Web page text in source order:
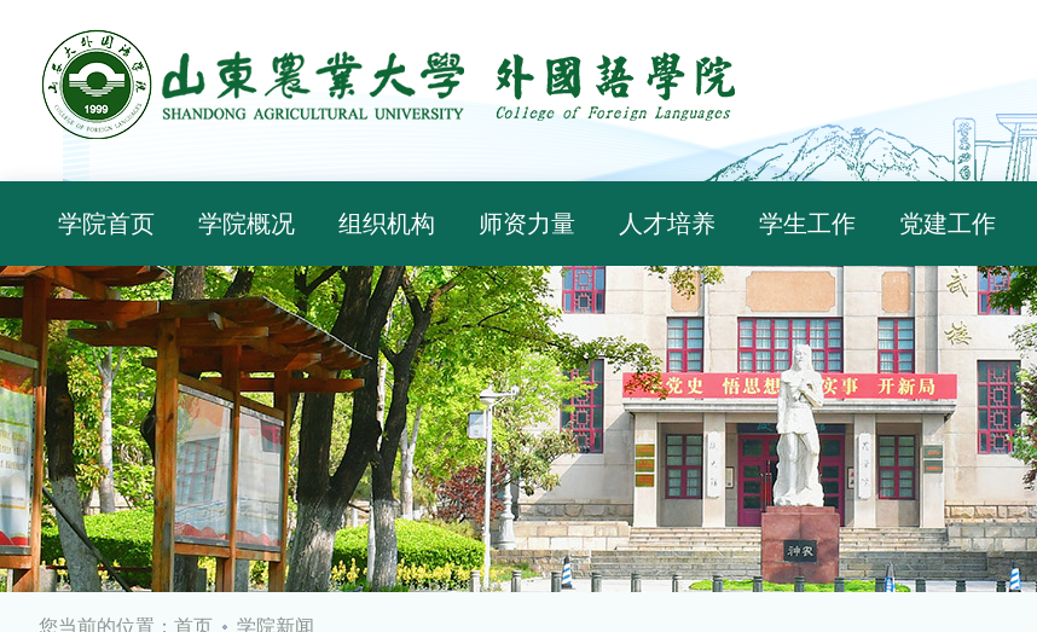
学院首页 学院概况 组织机构 师资力量 人才培养 学生工作 党建工作
您当前的位置： 首页 学院新闻